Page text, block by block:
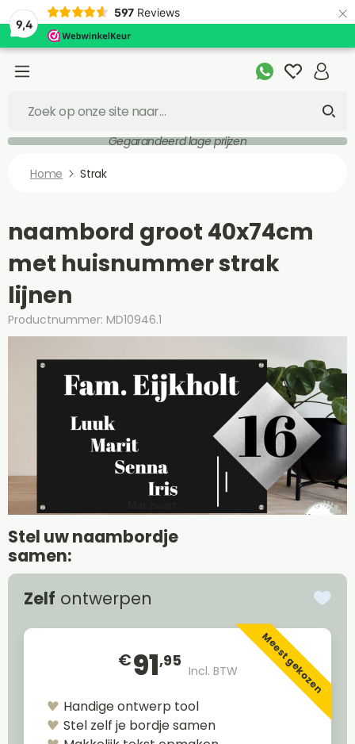
9,4
597 Reviews ×
Gegarandeerd lage prijzen
Home Strak
naambord groot 40x74cm
met huisnummer strak
lijnen
Productnummer: MD10946.1
Stel uw naambordje
samen:
Zelf ontwerpen
€91,95
Incl. BTW Meest gekozen
Handige ontwerp tool
Stel zelf je bordje samen